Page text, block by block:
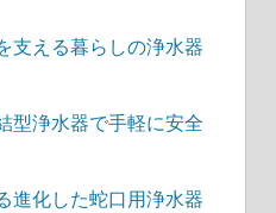
支える暮らしの浄水器
型浄水器で手軽に安全
進化した蛇口用浄水器